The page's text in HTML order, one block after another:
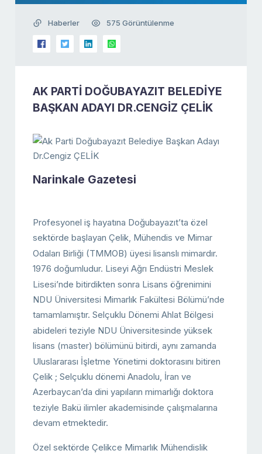
Haberler 575 Görüntülenme
AK PARTİ DOĞUBAYAZIT BELEDİYE
BAŞKAN ADAYI DR.CENGİZ ÇELİK
Narinkale Gazetesi
Profesyonel iş hayatına Doğubayazıt’ta özel
sektörde başlayan Çelik, Mühendis ve Mimar
Odaları Birliği (TMMOB) üyesi lisanslı mimardır.
1976 doğumludur. Liseyi Ağrı Endüstri Meslek
Lisesi’nde bitirdikten sonra Lisans öğrenimini
NDU Üniversitesi Mimarlık Fakültesi Bölümü’nde
tamamlamıştır. Selçuklu Dönemi Ahlat Bölgesi
abideleri teziyle NDU Üniversitesinde yüksek
lisans (master) bölümünü bitirdi, aynı zamanda
Uluslararası İşletme Yönetimi doktorasını bitiren
Çelik ; Selçuklu dönemi Anadolu, İran ve
Azerbaycan’da dini yapıların mimarlığı doktora
teziyle Bakü ilimler akademisinde çalışmalarına
devam etmektedir.
Özel sektörde Çelikce Mimarlık Mühendislik